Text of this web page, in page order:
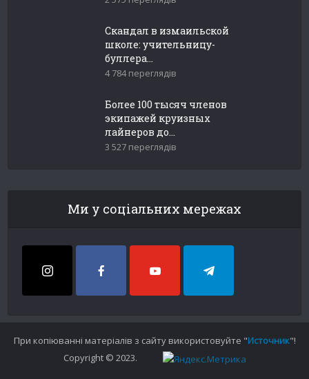
Скандал в измаильской
школе: учительницу-
буллера...
4 784 переглядів
Более 100 тысяч членов
экипажей круизных
лайнеров до...
3 527 переглядів
Ми у соціальних мережах
При копіюванні матеріалів з сайту використовуйте "Источник"!
Copyright © 2023.